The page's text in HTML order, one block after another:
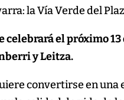
la Vía Verde del
celebrará el próximo
y Leitza.
convertirse en